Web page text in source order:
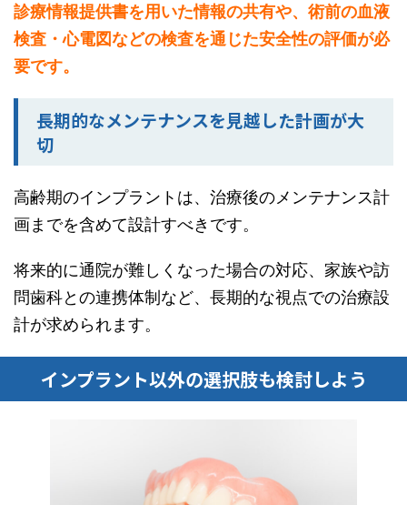
診療情報提供書を用いた情報の共有や、術前の血液
検査・心電図などの検査を通じた安全性の評価が必
要です。
長期的なメンテナンスを見越した計画が大
切
高齢期のインプラントは、治療後のメンテナンス計
画までを含めて設計すべきです。
将来的に通院が難しくなった場合の対応、家族や訪
問歯科との連携体制など、長期的な視点での治療設
計が求められます。
インプラント以外の選択肢も検討しよう